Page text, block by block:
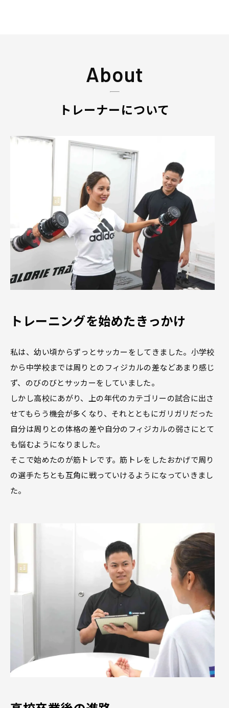
About
トレーナーについて
トレーニングを始めたきっかけ
私は、幼い頃からずっとサッカーをしてきました。小学校
から中学校までは周りとのフィジカルの差などあまり感じ
ず、のびのびとサッカーをしていました。
しかし高校にあがり、上の年代のカテゴリーの試合に出さ
せてもらう機会が多くなり、それとともにガリガリだった
自分は周りとの体格の差や自分のフィジカルの弱さにとて
も悩むようになりました。
そこで始めたのが筋トレです。筋トレをしたおかげで周り
の選手たちとも互角に戦っていけるようになっていきまし
た。